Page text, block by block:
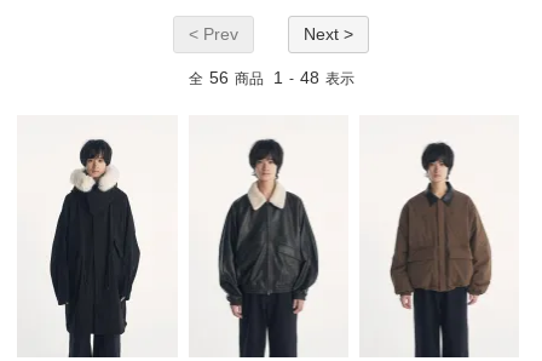
< Prev Next >
全 56 商品 1 - 48 表示